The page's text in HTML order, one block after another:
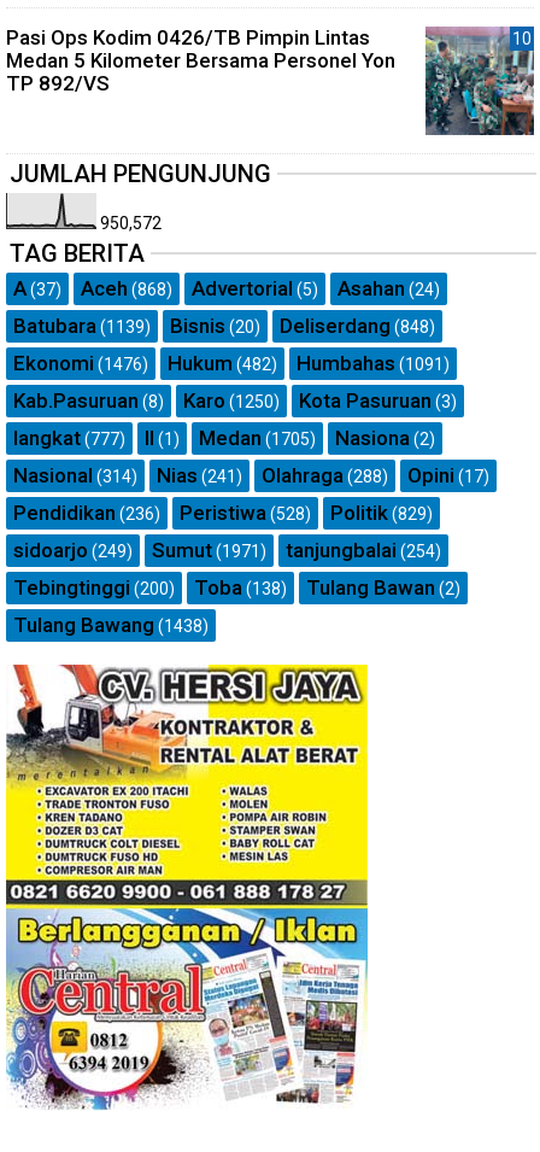
Pasi Ops Kodim 0426/TB Pimpin Lintas
Medan 5 Kilometer Bersama Personel Yon
TP 892/VS
JUMLAH PENGUNJUNG
950,572
TAG BERITA
A(37) Aceh (868) Advertorial (5) Asahan (24)
Batubara (1139) Bisnis (20) Deliserdang (848)
Ekonomi (1476) Hukum (482) Humbahas (1091)
Kab.Pasuruan (8) Karo (1250) Kota Pasuruan (3)
langkat(777) ll (1) Medan (1705) Nasiona (2)
Nasional (314) Nias (241) Olahraga (288) Opini (17)
Pendidikan (236) Peristiwa (528) Politik(829)
sidoarjo (249) Sumut(1971) tanjungbalai (254)
Tebingtinggi (200) Toba (138) Tulang Bawan (2)
Tulang Bawang (1438)